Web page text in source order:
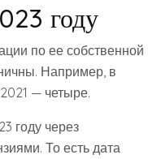
году
по ее собственной
Например, в
— четыре.
году через
То есть дата